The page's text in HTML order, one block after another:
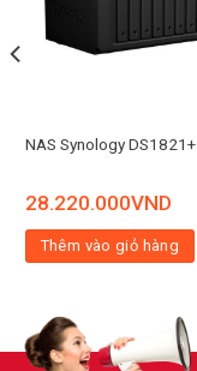
NAS Synology DS1821+
28.220.000VND
Thêm vào giỏ hàng